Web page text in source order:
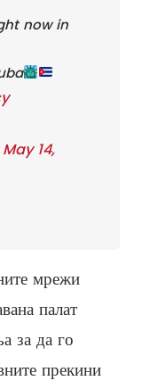
now in
May 14,
мрежи
палат
за да го
прекини